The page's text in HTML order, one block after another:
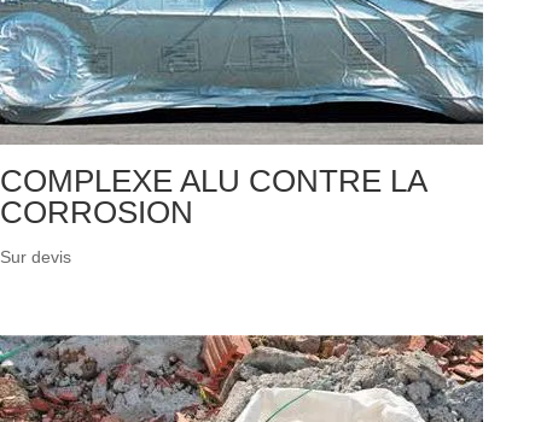
COMPLEXE ALU CONTRE LA
CORROSION
Sur devis